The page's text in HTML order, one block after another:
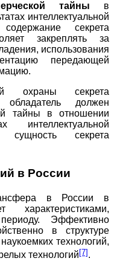
тайны в
интеллектуальной
секрета
закреплять за
использования
передающей
охраны секрета
должен
тайны в отношении
сущность секрета
в России
в России в
Эффективно
в структуре
технологий,
технологий[7].